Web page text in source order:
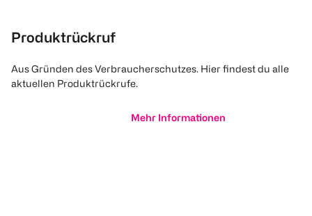
Produktrückruf
Aus Gründen des Verbraucherschutzes. Hier findest du alle
aktuellen Produktrückrufe.
Mehr Informationen